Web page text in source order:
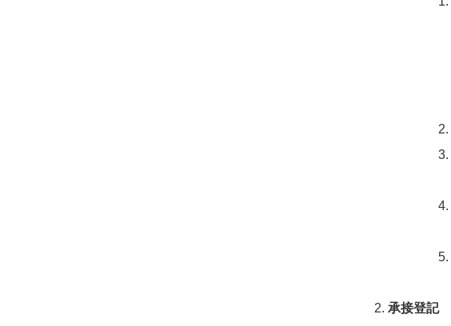
承接登記